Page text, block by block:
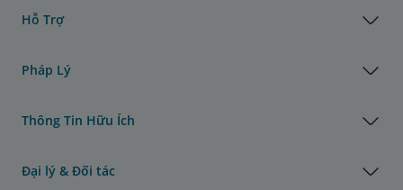
Hỗ Trợ
Pháp Lý
Thông Tin Hữu Ích
Đại lý & Đối tác